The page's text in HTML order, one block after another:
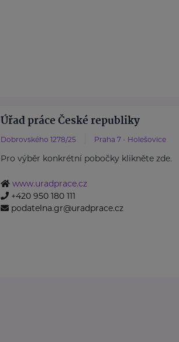
Úřad práce České republiky
Dobrovského 1278/25 Praha 7 - Holešovice
Pro výběr konkrétní pobočky klikněte zde.
www.uradprace.cz
+420 950 180 111
podatelna.gr@uradprace.cz